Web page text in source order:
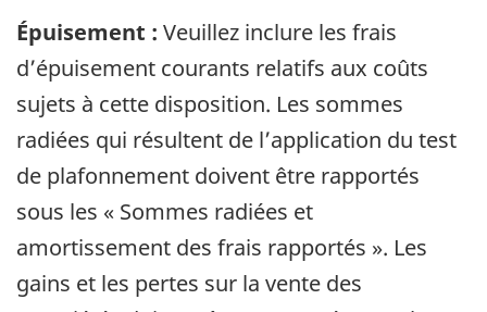
Épuisement : Veuillez inclure les frais
d’épuisement courants relatifs aux coûts
sujets à cette disposition. Les sommes
radiées qui résultent de l’application du test
de plafonnement doivent être rapportés
sous les « Sommes radiées et
amortissement des frais rapportés ». Les
gains et les pertes sur la vente des